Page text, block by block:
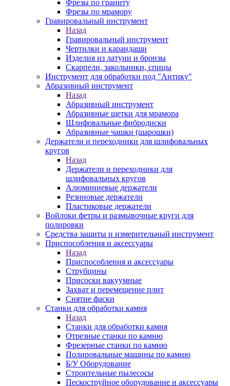
Фрезы по граниту
Фрезы по мрамору
Гравировальный инструмент
Назад
Гравировальный инструмент
Чертилки и карандаши
Изделия из латуни и бронзы
Скарпели, закольники, спицы
Инструмент для обработки под "Антику"
Абразивный инструмент
Назад
Абразивный инструмент
Абразивные щетки для мрамора
Шлифовальные фибродиски
Абразивные чашки (шарошки)
Держатели и переходники для шлифовальных
кругов
Назад
Держатели и переходники для
шлифовальных кругов
Алюминиевые держатели
Резиновые держатели
Пластиковые держатели
Войлоки фетры и размывочные круги для
полировки
Средства защиты и измерительный инструмент
Приспособления и аксессуары
Назад
Приспособления и аксессуары
Струбцины
Присоски вакуумные
Захват и перемещение плит
Снятие фаски
Станки для обработки камня
Назад
Станки для обработки камня
Отрезные станки по камню
Фрезерные станки по камню
Полировальные машины по камню
Б/У Оборудование
Строительные пылесосы
Пескоструйное оборудование и аксессуары